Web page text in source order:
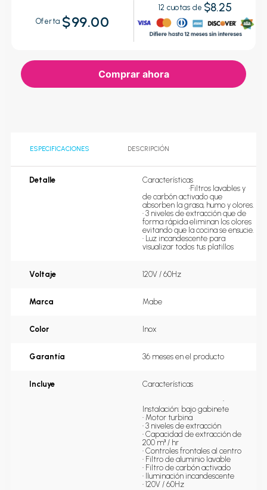
Oferta $99.00
12 cuotas de $8.25
Comprar ahora
ESPECIFICACIONES DESCRIPCIÓN
Detalle
Características
                          •Filtros lavables y
de carbón activado que
absorben la grasa, humo y olores.
• 3 niveles de extracción que de
forma rápida eliminan los olores
evitando que la cocina se ensucie.
• Luz incandescente para
visualizar todos tus platillos
Voltaje 120V / 60Hz
Marca Mabe
Color Inox
Garantía 36 meses en el producto
Incluye
Características
                                             •
Instalación: bajo gabinete
• Motor turbina
• 3 niveles de extracción
• Capacidad de extracción de
200 m³ / hr
• Controles frontales al centro
• Filtro de aluminio lavable
• Filtro de carbón activado
• Iluminación incandescente
• 120V / 60Hz